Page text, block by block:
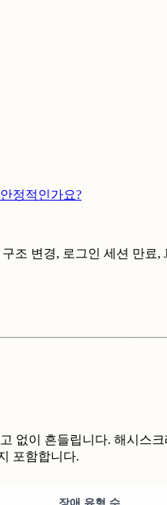
정적인가요?
변경, 로그인 세션 만료
없이 흔들립니다. 해시스
포함합니다.